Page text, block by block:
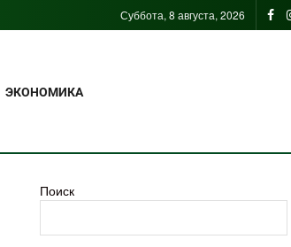
Суббота, 8 августа, 2026
ЭКОНОМИКА
Поиск